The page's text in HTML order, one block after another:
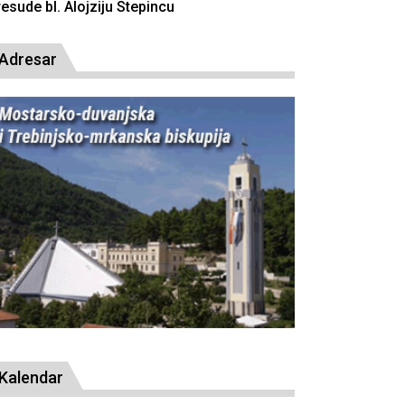
bl. Alojziju Stepincu